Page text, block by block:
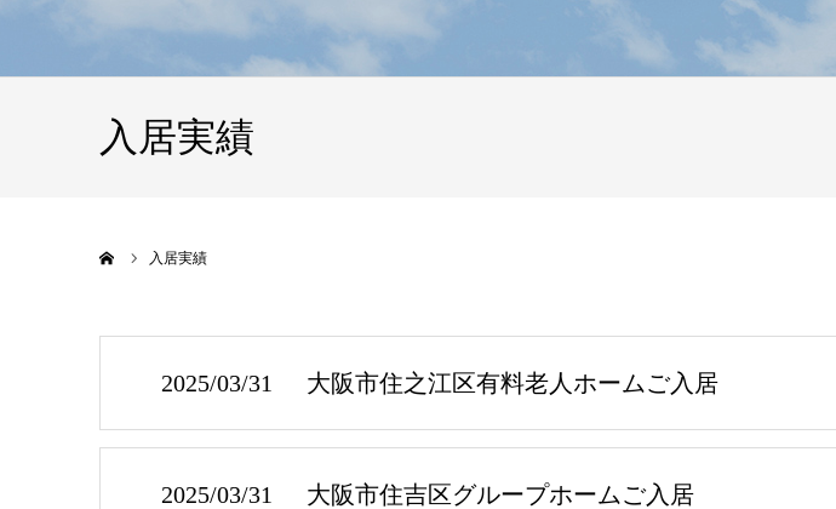
入居実績
入居実績
2025/03/31 大阪市住之江区有料老人ホームご入居
2025/03/31 大阪市住吉区グループホームご入居